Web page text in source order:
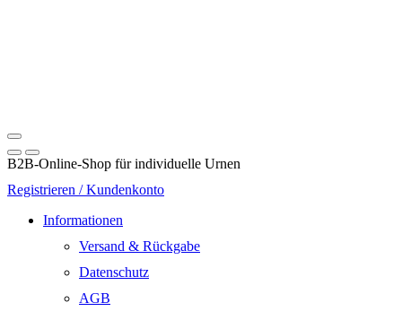
B2B-Online-Shop für individuelle Urnen
Registrieren / Kundenkonto
Informationen
Versand & Rückgabe
Datenschutz
AGB